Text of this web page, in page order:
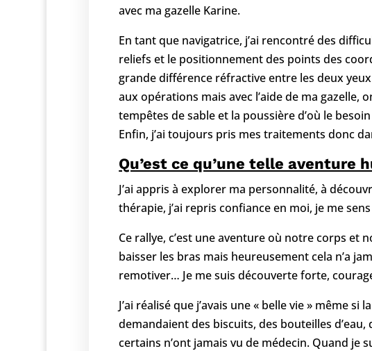
avec ma gazelle Karine.
En tant que navigatrice, j’ai rencontré des
reliefs et le positionnement des points des
grande différence réfractive entre les deux
aux opérations mais avec l’aide de ma gazelle,
tempêtes de sable et la poussière d’où le
Enfin, j’ai toujours pris mes traitements donc
Qu’est ce qu’une telle aventure
J’ai appris à explorer ma personnalité, à
thérapie, j’ai repris confiance en moi, je me
Ce rallye, c’est une aventure où notre corps et
baisser les bras mais heureusement cela n’a
remotiver… Je me suis découverte forte,
J’ai réalisé que j’avais une « belle vie » même
demandaient des biscuits, des bouteilles
certains n’ont jamais vu de médecin. Quand je